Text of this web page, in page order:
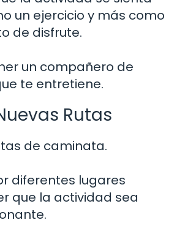
un ejercicio y más como
de disfrute.
un compañero de
te entretiene.
Rutas
de caminata.
diferentes lugares
que la actividad sea